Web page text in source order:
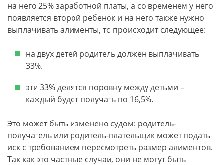
на него 25% заработной платы, а со временем у него
появляется второй ребенок и на него также нужно
выплачивать алименты, то происходит следующее:
на двух детей родитель должен выплачивать
33%.
эти 33% делятся поровну между детьми –
каждый будет получать по 16,5%.
Это может быть изменено судом: родитель-
получатель или родитель-плательщик может подать
иск с требованием пересмотреть размер алиментов.
Так как это частные случаи, они не могут быть